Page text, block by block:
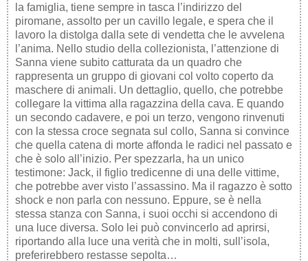
la famiglia, tiene sempre in tasca l’indirizzo del
piromane, assolto per un cavillo legale, e spera che il
lavoro la distolga dalla sete di vendetta che le avvelena
l’anima. Nello studio della collezionista, l’attenzione di
Sanna viene subito catturata da un quadro che
rappresenta un gruppo di giovani col volto coperto da
maschere di animali. Un dettaglio, quello, che potrebbe
collegare la vittima alla ragazzina della cava. E quando
un secondo cadavere, e poi un terzo, vengono rinvenuti
con la stessa croce segnata sul collo, Sanna si convince
che quella catena di morte affonda le radici nel passato e
che è solo all’inizio. Per spezzarla, ha un unico
testimone: Jack, il figlio tredicenne di una delle vittime,
che potrebbe aver visto l’assassino. Ma il ragazzo è sotto
shock e non parla con nessuno. Eppure, se è nella
stessa stanza con Sanna, i suoi occhi si accendono di
una luce diversa. Solo lei può convincerlo ad aprirsi,
riportando alla luce una verità che in molti, sull’isola,
preferirebbero restasse sepolta…